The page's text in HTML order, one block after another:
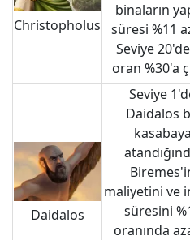
Christopholus
binaların
süresi %11
Seviye
oran %30'a
Daidalos
Seviye
Daidalos
kasabaya
maliyetini ve
süresini
oranında